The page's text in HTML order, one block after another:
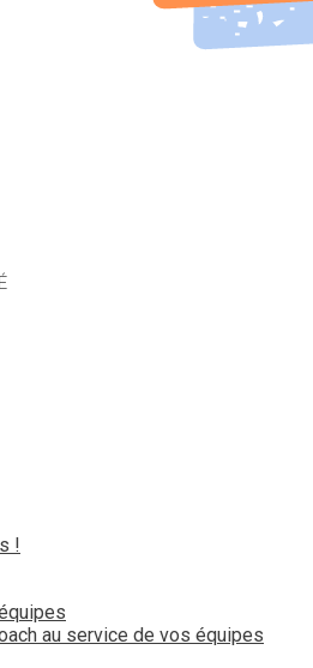
!
au service de vos équipes